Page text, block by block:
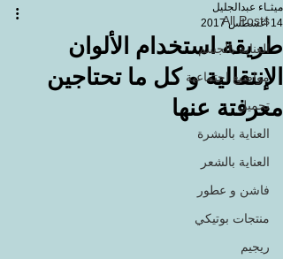
All Posts
العناية بالجسم
مواضيع اجتماعية
تجميل
العناية بالبشرة
العناية بالشعر
فاشن و عطور
منتجات بوتيكي
ريجيم
طريقة استخدام الألوان
الإنتقالية و كل ما تحتاجين
معرفتة عنها
ميثـاء عبدالجليل
14 أغسطس 2017